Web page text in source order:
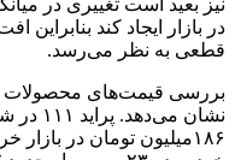
در بازار ایجاد کند
قطعی به نظر می‌رسد.
بررسی قیمت‌های محصولات
۱۸۶‌میلیون تومان در